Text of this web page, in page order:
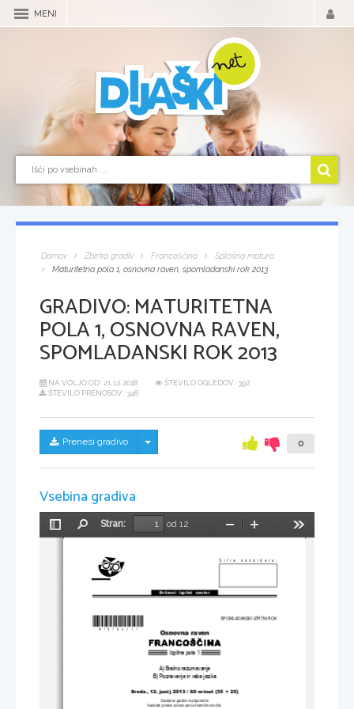
MENI
Domov Zbirka gradiv Francoščina
Splošna matura
Maturitetna pola 1, osnovna raven, spomladanski rok 2013
GRADIVO:MATURITETNA
POLA 1, OSNOVNA RAVEN,
SPOMLADANSKI ROK 2013
NA VOLJO OD: 21.12.2018
ŠTEVILO OGLEDOV: 392
ŠTEVILO PRENOSOV: 348
Prenesi gradivo Skrij/prikaži meni 0
Vsebina gradiva
Preklopi
Stran:
od 12
Pomanjšaj
A) Bralno razumevanje
B) Poznavanje in raba jezika
Dovoljeno gradivo in pripomočki:
Kandidat prinese nalivno pero ali kemični svinčnik.
SPOMLADANSKI IZPITNI ROK
Sreda, 12. junij 2013 / 60 minut (35 + 25)
Osnovna raven
Državni  izpitni  center
Šifra kandidata:
Izpitna pola 1